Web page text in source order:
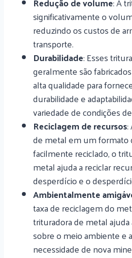
significativamente o
reduzindo os custos de
transporte.
Durabilidade: Esses
geralmente são
alta qualidade para
durabilidade e
variedade de condições
Reciclagem de recursos:
de metal em um formato
facilmente reciclado, o
metal ajuda a reciclar
desperdício e o
Ambientalmente
taxa de reciclagem do
trituradora de metal ajuda
sobre o meio ambiente e
necessidade de nova